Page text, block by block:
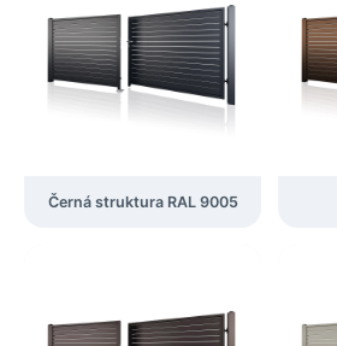
Černá struktura RAL 9005